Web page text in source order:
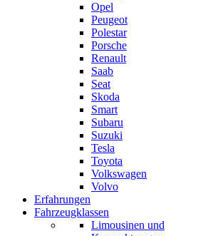
Opel
Peugeot
Polestar
Porsche
Renault
Saab
Seat
Skoda
Smart
Subaru
Suzuki
Tesla
Toyota
Volkswagen
Volvo
Erfahrungen
Fahrzeugklassen
Limousinen und